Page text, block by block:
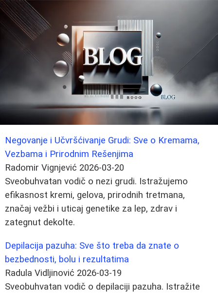
Negovanje i Učvršćivanje Grudi: Sve o Kremama,
Vezbama i Prirodnim Rešenjima
Radomir Vignjević 2026-03-20
Sveobuhvatan vodič o nezi grudi. Istražujemo
efikasnost kremi, gelova, prirodnih tretmana,
značaj vežbi i uticaj genetike za lep, zdrav i
zategnut dekolte.
Depilacija pazuha: Sve što treba da znate o
bezbednosti, bolu i rezultatima
Radula Vidljinović 2026-03-19
Sveobuhvatan vodič o depilaciji pazuha. Istražite